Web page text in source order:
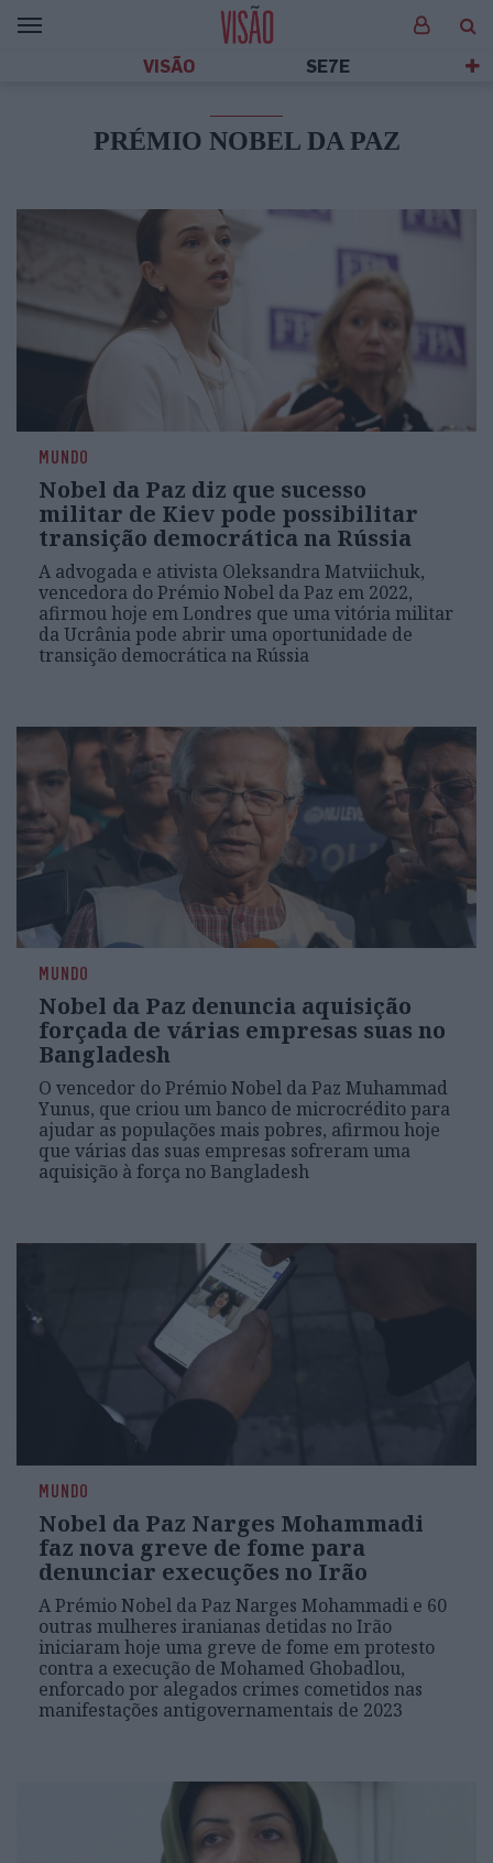
VISÃO SE7E
PRÉMIO NOBEL DA PAZ
MUNDO
Nobel da Paz diz que sucesso
militar de Kiev pode possibilitar
transição democrática na Rússia
A advogada e ativista Oleksandra Matviichuk,
vencedora do Prémio Nobel da Paz em 2022,
afirmou hoje em Londres que uma vitória militar
da Ucrânia pode abrir uma oportunidade de
transição democrática na Rússia
MUNDO
Nobel da Paz denuncia aquisição
forçada de várias empresas suas no
Bangladesh
O vencedor do Prémio Nobel da Paz Muhammad
Yunus, que criou um banco de microcrédito para
ajudar as populações mais pobres, afirmou hoje
que várias das suas empresas sofreram uma
aquisição à força no Bangladesh
MUNDO
Nobel da Paz Narges Mohammadi
faz nova greve de fome para
denunciar execuções no Irão
A Prémio Nobel da Paz Narges Mohammadi e 60
outras mulheres iranianas detidas no Irão
iniciaram hoje uma greve de fome em protesto
contra a execução de Mohamed Ghobadlou,
enforcado por alegados crimes cometidos nas
manifestações antigovernamentais de 2023